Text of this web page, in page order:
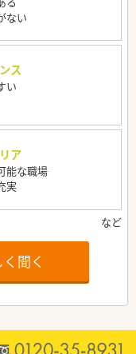
ない
ス
い
ア
能な職場
実
聞く